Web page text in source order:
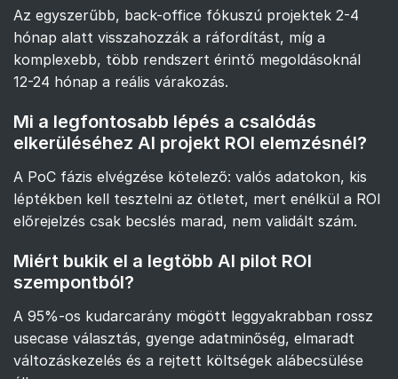
Az egyszerűbb, back-office fókuszú projektek 2-4
hónap alatt visszahozzák a ráfordítást, míg a
komplexebb, több rendszert érintő megoldásoknál
12-24 hónap a reális várakozás.
Mi a legfontosabb lépés a csalódás
elkerüléséhez AI projekt ROI elemzésnél?
A PoC fázis elvégzése kötelező: valós adatokon, kis
léptékben kell tesztelni az ötletet, mert enélkül a ROI
előrejelzés csak becslés marad, nem validált szám.
Miért bukik el a legtöbb AI pilot ROI
szempontból?
A 95%-os kudarcarány mögött leggyakrabban rossz
usecase választás, gyenge adatminőség, elmaradt
változáskezelés és a rejtett költségek alábecsülése